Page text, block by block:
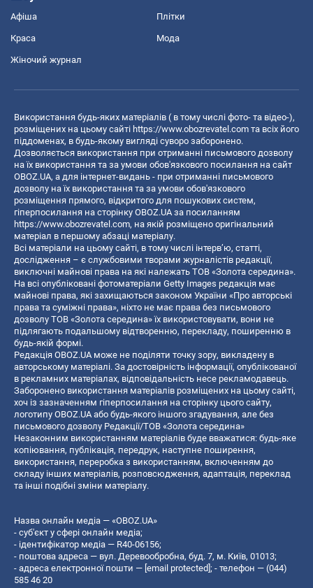
Афіша Плітки
Краса Мода
Жіночий журнал
Використання будь-яких матеріалів ( в тому числі фото- та відео-),
розміщених на цьому сайті https://www.obozrevatel.com та всіх його
піддоменах, в будь-якому вигляді суворо заборонено.
Дозволяється використання при отриманні письмового дозволу
на їх використання та за умови обов'язкового посилання на сайт
OBOZ.UA, а для інтернет-видань - при отриманні письмового
дозволу на їх використання та за умови обов'язкового
розміщення прямого, відкритого для пошукових систем,
гіперпосилання на сторінку OBOZ.UA за посиланням
https://www.obozrevatel.com, на якій розміщено оригінальний
матеріал в першому абзаці матеріалу.
Всі матеріали на цьому сайті, в тому числі інтерв’ю, статті,
дослідження – є службовими творами журналістів редакції,
виключні майнові права на які належать ТОВ «Золота середина».
На всі опубліковані фотоматеріали Getty Images редакція має
майнові права, які захищаються законом України «Про авторські
права та суміжні права», ніхто не має права без письмового
дозволу ТОВ «Золота середина» їх використовувати, вони не
підлягають подальшому відтворенню, перекладу, поширенню в
будь-якій формі.
Редакція OBOZ.UA може не поділяти точку зору, викладену в
авторському матеріалі. За достовірність інформації, опублікованої
в рекламних матеріалах, відповідальність несе рекламодавець.
Заборонено використання матеріалів розміщених на цьому сайті,
хоч із зазначенням гіперпосилання на сторінку цього сайту,
логотипу OBOZ.UA або будь-якого іншого згадування, але без
письмового дозволу Редакції/ТОВ «Золота середина»
Незаконним використанням матеріалів буде вважатися: будь-яке
копiювання, публiкацiя, передрук, наступне поширення,
використання, переробка з використанням, включенням до
складу інших матеріалів, розповсюдження, адаптація, переклад
та інші подібні зміни матеріалу.
Назва онлайн медіа — «OBOZ.UA»
- суб'єкт у сфері онлайн медіа;
- ідентифікатор медіа — R40-06156;
- поштова адреса — вул. Деревообробна, буд. 7, м. Київ, 01013;
- адреса електронної пошти — [email protected]; - телефон — (044)
585 46 20